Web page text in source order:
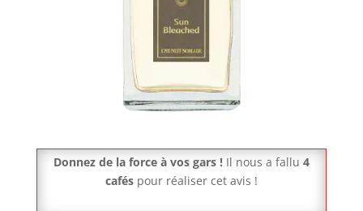
Donnez de la force à vos gars !Il nous a fallu 4
cafés pour réaliser cet avis !